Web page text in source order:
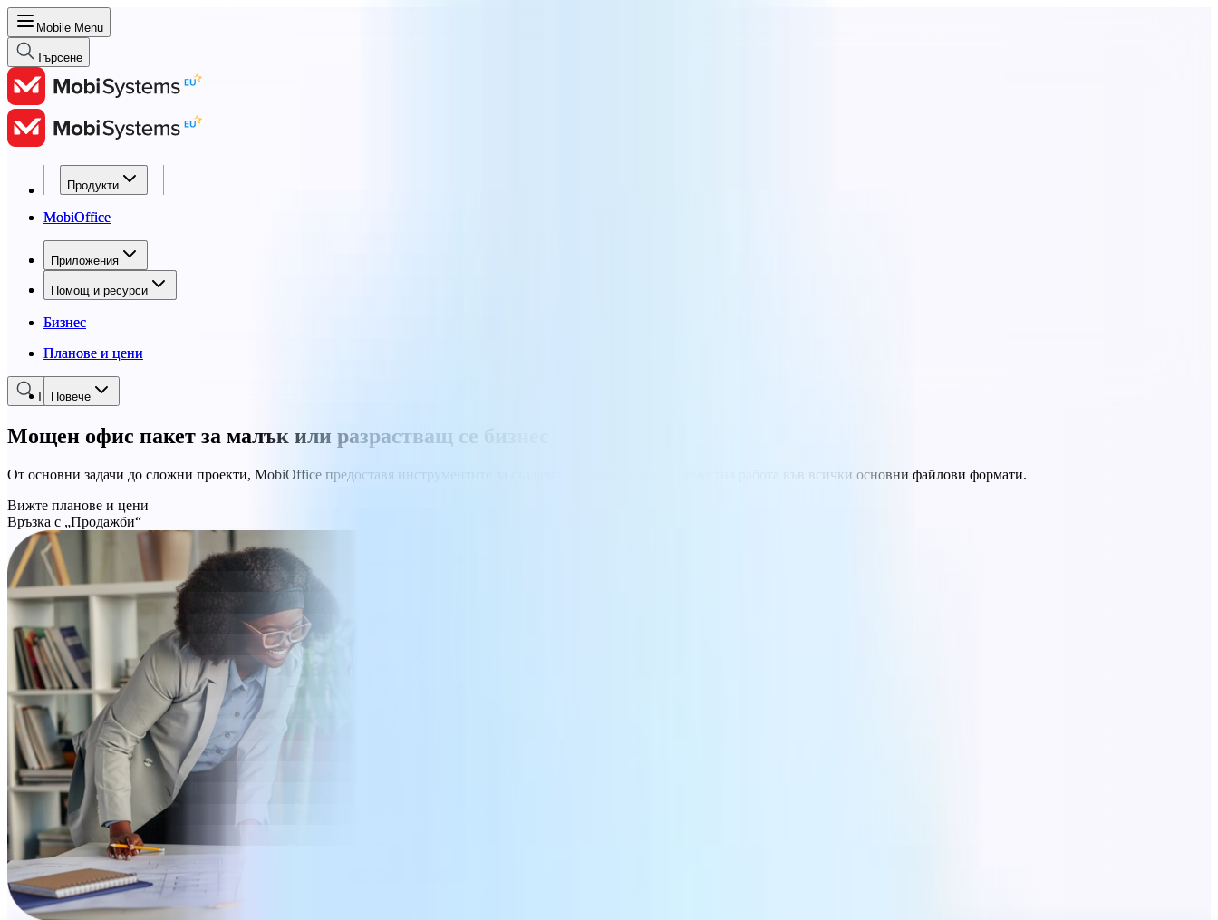
Mobile Menu
Търсене
Продукти
MobiOffice
Приложения
Помощ и ресурси
Бизнес
Планове и цени
Повече
Продукти
MobiOffice
Приложения
Помощ и ресурси
Бизнес
Планове и цени
Търсене
Мощен офис пакет за малък или разрастващ се бизнес
От основни задачи до сложни проекти, MobiOffice предоставя инструментите за създаване, редактиране и съвместна работа във всички основни файлови формати.
Вижте планове и цени
Връзка с „Продажби“